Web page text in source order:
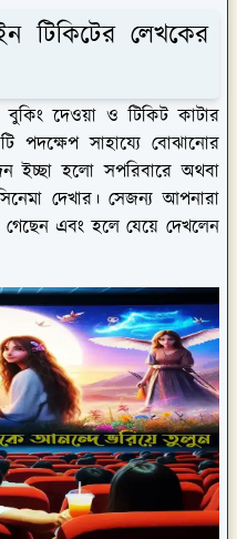
টিকিটের লেখকের
‍দেওয়া ও টিকিট কাটার
পদক্ষেপ সাহায্যে বোঝানোর
ইচ্ছা হলো সপরিবারে অথবা
দেখার। সেজন্য আপনারা
এবং হলে যেয়ে দেখলেন